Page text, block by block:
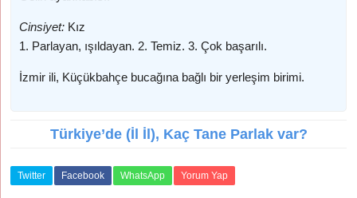
Cinsiyet: Kız
1. Parlayan, ışıldayan. 2. Temiz. 3. Çok başarılı.
İzmir ili, Küçükbahçe bucağına bağlı bir yerleşim birimi.
Türkiye’de (İl İl), Kaç Tane Parlak var?
Twitter Facebook WhatsApp Yorum Yap